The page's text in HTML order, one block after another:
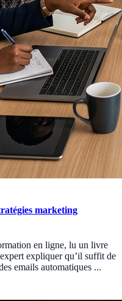
marketing
en ligne, lu un livre
expliquer qu’il suffit de
emails automatiques ...